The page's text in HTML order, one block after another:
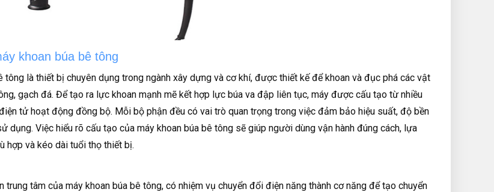
khoan búa bê tông
tông là thiết bị chuyên dụng trong ngành xây dựng và cơ khí, được thiết kế để khoan và đục phá các vật
gạch đá. Để tạo ra lực khoan mạnh mẽ kết hợp lực búa va đập liên tục, máy được cấu tạo từ nhiều
tử hoạt động đồng bộ. Mỗi bộ phận đều có vai trò quan trọng trong việc đảm bảo hiệu suất, độ bền
dụng. Việc hiểu rõ cấu tạo của máy khoan búa bê tông sẽ giúp người dùng vận hành đúng cách, lựa
hợp và kéo dài tuổi thọ thiết bị.
trung tâm của máy khoan búa bê tông, có nhiệm vụ chuyển đổi điện năng thành cơ năng để tạo chuyển